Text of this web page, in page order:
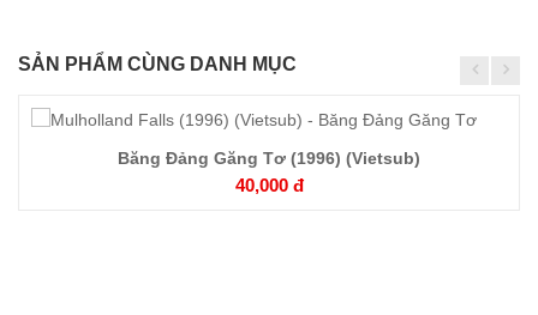
SẢN PHẨM CÙNG DANH MỤC
Chi
Băng Đảng Găng Tơ (1996) (Vietsub)
40,000 đ